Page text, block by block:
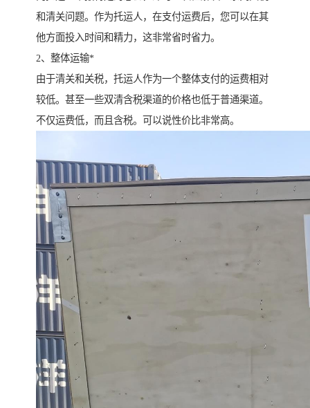
和清关问题。作为托运人，在支付运费后，您可以在其
他方面投入时间和精力，这非常省时省力。
2、整体运输*
由于清关和关税，托运人作为一个整体支付的运费相对
较低。甚至一些双清含税渠道的价格也低于普通渠道。
不仅运费低，而且含税。可以说性价比非常高。